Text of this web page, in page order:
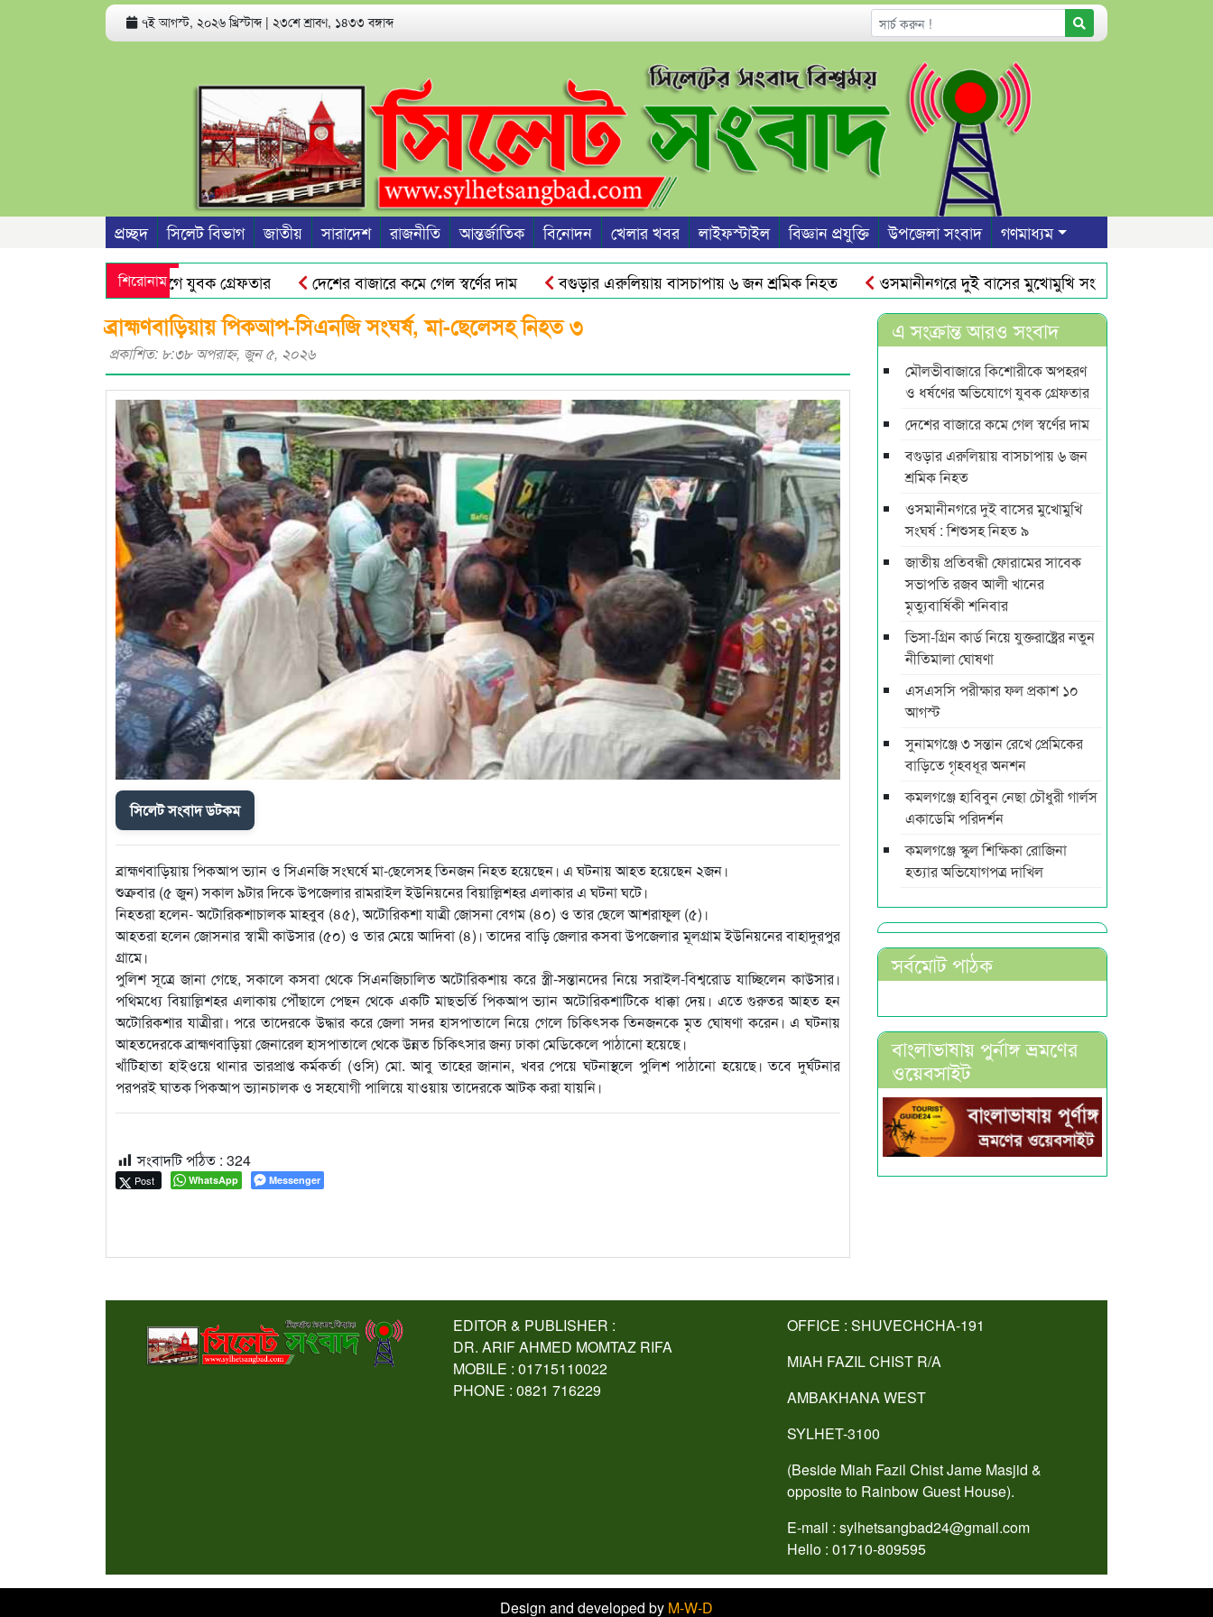
৭ই আগস্ট, ২০২৬ খ্রিস্টাব্দ | ২৩শে শ্রাবণ, ১৪৩৩ বঙ্গাব্দ
প্রচ্ছদ সিলেট বিভাগ জাতীয় সারাদেশ রাজনীতি আন্তর্জাতিক বিনোদন খেলার খবর লাইফস্টাইল বিজ্ঞান প্রযুক্তি উপজেলা সংবাদ গণমাধ্যম
শিরোনাম
ও ধর্ষণের অভিযোগে যুবক গ্রেফতার দেশের বাজারে কমে গেল স্বর্ণের দাম বগুড়ার এরুলিয়ায় বাসচাপায় ৬ জন শ্রমিক নিহত
ওসমানীনগরে দুই বাসের মুখোমুখি সংঘর্ষ : শিশুসহ নিহত ৯
প্রভাষক পরিচয়ে খাতা মূল্যায়ন, আসলে কলেজের অফিস সহকারী! কানাডায় বিশ্বনাথ এসোসিয়েশনের আহবায়ক আবুল
ব্রাহ্মণবাড়িয়ায় পিকআপ-সিএনজি সংঘর্ষ, মা-ছেলেসহ নিহত ৩
প্রকাশিত: ৮:৩৮ অপরাহ্ণ, জুন ৫, ২০২৬
সিলেট সংবাদ ডটকম
ব্রাহ্মণবাড়িয়ায় পিকআপ ভ্যান ও সিএনজি সংঘর্ষে মা-ছেলেসহ তিনজন নিহত হয়েছেন। এ ঘটনায় আহত হয়েছেন ২জন।
শুক্রবার (৫ জুন) সকাল ৯টার দিকে উপজেলার রামরাইল ইউনিয়নের বিয়াল্লিশহর এলাকার এ ঘটনা ঘটে।
নিহতরা হলেন- অটোরিকশাচালক মাহবুব (৪৫), অটোরিকশা যাত্রী জোসনা বেগম (৪০) ও তার ছেলে আশরাফুল (৫)।
আহতরা হলেন জোসনার স্বামী কাউসার (৫০) ও তার মেয়ে আদিবা (৪)। তাদের বাড়ি জেলার কসবা উপজেলার মূলগ্রাম ইউনিয়নের বাহাদুরপুর
গ্রামে।
পুলিশ সূত্রে জানা গেছে, সকালে কসবা থেকে সিএনজিচালিত অটোরিকশায় করে স্ত্রী-সন্তানদের নিয়ে সরাইল-বিশ্বরোড যাচ্ছিলেন কাউসার।
পথিমধ্যে বিয়াল্লিশহর এলাকায় পৌঁছালে পেছন থেকে একটি মাছভর্তি পিকআপ ভ্যান অটোরিকশাটিকে ধাক্কা দেয়। এতে গুরুতর আহত হন
অটোরিকশার যাত্রীরা। পরে তাদেরকে উদ্ধার করে জেলা সদর হাসপাতালে নিয়ে গেলে চিকিৎসক তিনজনকে মৃত ঘোষণা করেন। এ ঘটনায়
আহতদেরকে ব্রাহ্মণবাড়িয়া জেনারেল হাসপাতালে থেকে উন্নত চিকিৎসার জন্য ঢাকা মেডিকেলে পাঠানো হয়েছে।
খাঁটিহাতা হাইওয়ে থানার ভারপ্রাপ্ত কর্মকর্তা (ওসি) মো. আবু তাহের জানান, খবর পেয়ে ঘটনাস্থলে পুলিশ পাঠানো হয়েছে। তবে দুর্ঘটনার
পরপরই ঘাতক পিকআপ ভ্যানচালক ও সহযোগী পালিয়ে যাওয়ায় তাদেরকে আটক করা যায়নি।
সংবাদটি পঠিত : 324
Post WhatsApp Messenger
এ সংক্রান্ত আরও সংবাদ
মৌলভীবাজারে কিশোরীকে অপহরণ
ও ধর্ষণের অভিযোগে যুবক গ্রেফতার
দেশের বাজারে কমে গেল স্বর্ণের দাম
বগুড়ার এরুলিয়ায় বাসচাপায় ৬ জন
শ্রমিক নিহত
ওসমানীনগরে দুই বাসের মুখোমুখি
সংঘর্ষ : শিশুসহ নিহত ৯
জাতীয় প্রতিবন্ধী ফোরামের সাবেক
সভাপতি রজব আলী খানের
মৃত্যুবার্ষিকী শনিবার
ভিসা-গ্রিন কার্ড নিয়ে যুক্তরাষ্ট্রের নতুন
নীতিমালা ঘোষণা
এসএসসি পরীক্ষার ফল প্রকাশ ১০
আগস্ট
সুনামগঞ্জে ৩ সন্তান রেখে প্রেমিকের
বাড়িতে গৃহবধূর অনশন
কমলগঞ্জে হাবিবুন নেছা চৌধুরী গার্লস
একাডেমি পরিদর্শন
কমলগঞ্জে স্কুল শিক্ষিকা রোজিনা
হত্যার অভিযোগপত্র দাখিল
সর্বমোট পাঠক
বাংলাভাষায় পুর্নাঙ্গ ভ্রমণের
ওয়েবসাইট
EDITOR & PUBLISHER :
DR. ARIF AHMED MOMTAZ RIFA
MOBILE : 01715110022
PHONE : 0821 716229
OFFICE : SHUVECHCHA-191
MIAH FAZIL CHIST R/A
AMBAKHANA WEST
SYLHET-3100
(Beside Miah Fazil Chist Jame Masjid &
opposite to Rainbow Guest House).
E-mail : sylhetsangbad24@gmail.com
Hello : 01710-809595
Design and developed by M-W-D